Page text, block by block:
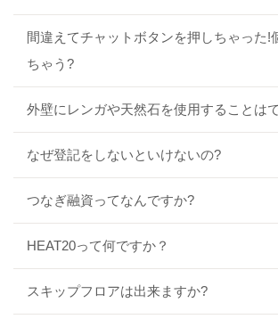
間違えてチャットボタンを押しちゃった!
ちゃう?
外壁にレンガや天然石を使用することは
なぜ登記をしないといけないの?
つなぎ融資ってなんですか?
HEAT20って何ですか？
スキップフロアは出来ますか?